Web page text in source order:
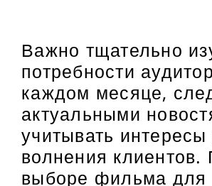
Важно тщательно
потребности
каждом месяце,
актуальными
учитывать интересы
волнения клиентов.
выборе фильма для